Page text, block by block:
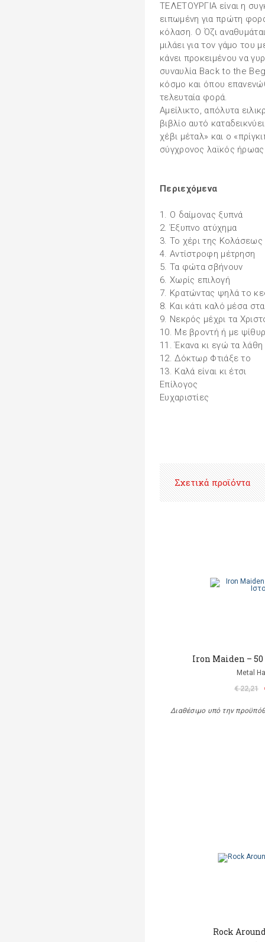
ΤΕΛΕΤΟΥΡΓΙΑ είναι η
ειπωμένη για πρώτη
κόλαση. Ο Όζι
μιλάει για τον γάμο του
κάνει προκειμένου να
συναυλία Back to the
κόσμο και όπου
τελευταία φορά.
Αμείλικτο, απόλυτα
βιβλίο αυτό
χέβι μέταλ» και ο
σύγχρονος λαϊκός
Περιεχόμενα
1. Ο δαίμονας ξυπνά
2. Έξυπνο ατύχημα
3. Το χέρι της Κολάσεως
4. Αντίστροφη μέτρηση
5. Τα φώτα σβήνουν
6. Χωρίς επιλογή
7. Κρατώντας ψηλά το
8. Και κάτι καλό μέσα
9. Νεκρός μέχρι τα
10. Με βροντή ή με
11. Έκανα κι εγώ τα
12. Δόκτωρ Φτιάξε το
13. Καλά είναι κι έτσι
Επίλογος
Ευχαριστίες
Σχετικά προϊόντα
Iron Maiden – 50
Metal
€ 22,21
Διαθέσιμο υπό την
Rock